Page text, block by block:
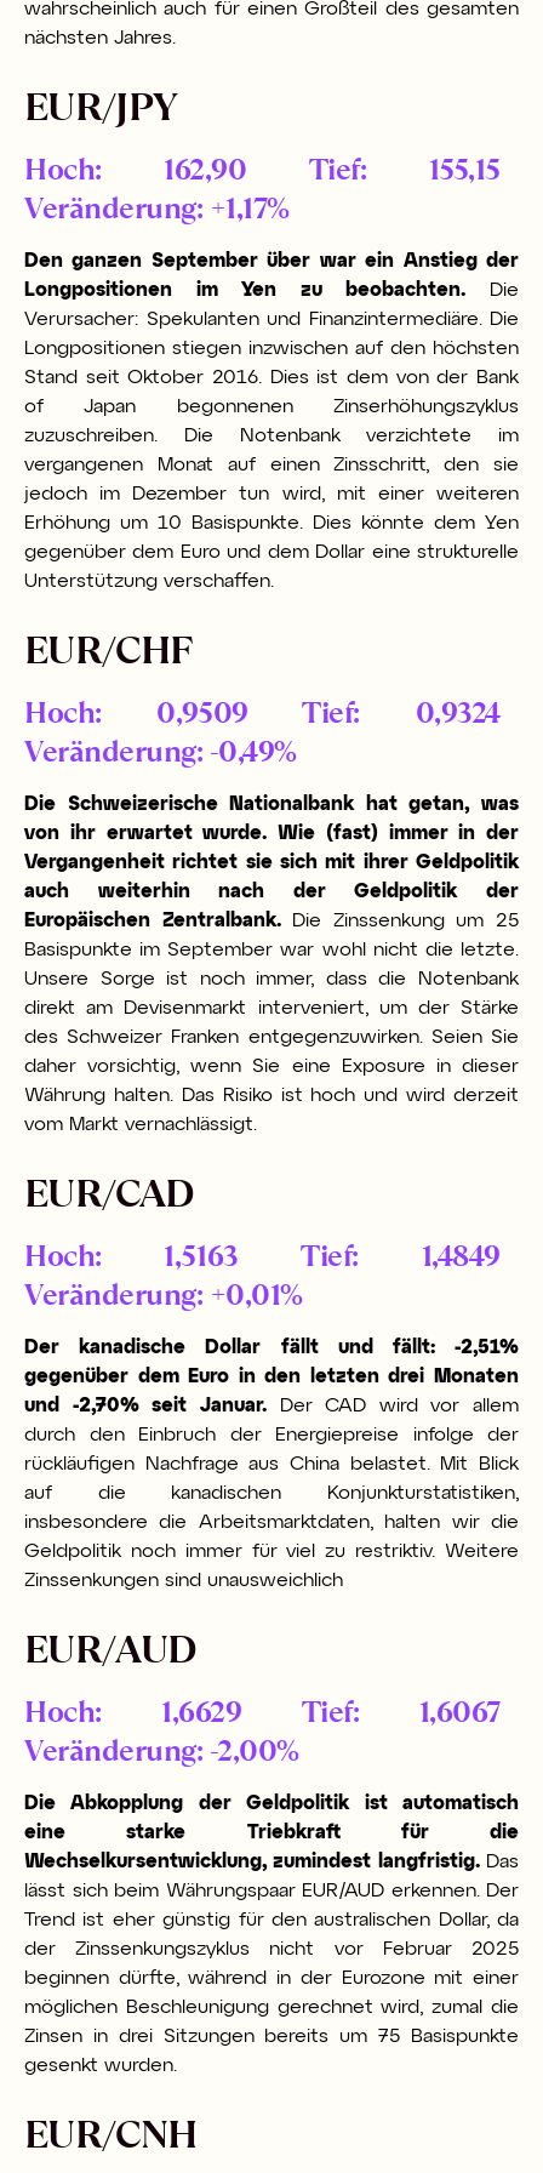
wahrscheinlich auch für einen Großteil des gesamten
nächsten Jahres.
EUR/JPY
Hoch: 162,90 Tief: 155,15
Veränderung: +1,17%
Den ganzen September über war ein Anstieg der
Longpositionen im Yen zu beobachten.
Die
Verursacher: Spekulanten und Finanzintermediäre. Die
Longpositionen stiegen inzwischen auf den höchsten
Stand seit Oktober 2016. Dies ist dem von der Bank
of Japan begonnenen Zinserhöhungszyklus
zuzuschreiben. Die Notenbank verzichtete im
vergangenen Monat auf einen Zinsschritt, den sie
jedoch im Dezember tun wird, mit einer weiteren
Erhöhung um 10 Basispunkte. Dies könnte dem Yen
gegenüber dem Euro und dem Dollar eine strukturelle
Unterstützung verschaffen.
EUR/CHF
Hoch: 0,9509 Tief: 0,9324
Veränderung: -0,49%
Die Schweizerische Nationalbank hat getan, was
von ihr erwartet wurde. Wie (fast) immer in der
Vergangenheit richtet sie sich mit ihrer Geldpolitik
auch weiterhin nach der Geldpolitik der
Europäischen Zentralbank.
Die Zinssenkung um 25
Basispunkte im September war wohl nicht die letzte.
Unsere Sorge ist noch immer, dass die Notenbank
direkt am Devisenmarkt interveniert, um der Stärke
des Schweizer Franken entgegenzuwirken. Seien Sie
daher vorsichtig, wenn Sie eine Exposure in dieser
Währung halten. Das Risiko ist hoch und wird derzeit
vom Markt vernachlässigt.
EUR/CAD
Hoch: 1,5163 Tief: 1,4849
Veränderung: +0,01%
Der kanadische Dollar fällt und fällt: -2,51%
gegenüber dem Euro in den letzten drei Monaten
und -2,70% seit Januar.
Der CAD wird vor allem
durch den Einbruch der Energiepreise infolge der
rückläufigen Nachfrage aus China belastet. Mit Blick
auf die kanadischen Konjunkturstatistiken,
insbesondere die Arbeitsmarktdaten, halten wir die
Geldpolitik noch immer für viel zu restriktiv. Weitere
Zinssenkungen sind unausweichlich
EUR/AUD
Hoch: 1,6629 Tief: 1,6067
Veränderung: -2,00%
Die Abkopplung der Geldpolitik ist automatisch
eine starke Triebkraft für die
Wechselkursentwicklung, zumindest langfristig. Das
lässt sich beim Währungspaar EUR/AUD erkennen. Der
Trend ist eher günstig für den australischen Dollar, da
der Zinssenkungszyklus nicht vor Februar 2025
beginnen dürfte, während in der Eurozone mit einer
möglichen Beschleunigung gerechnet wird, zumal die
Zinsen in drei Sitzungen bereits um 75 Basispunkte
gesenkt wurden.
EUR/CNH